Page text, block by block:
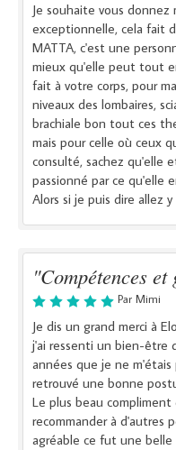
Je souhaite vous donnez
exceptionnelle, cela fait
MATTA, c'est une
mieux qu'elle peut tout
fait à votre corps, pour
niveaux des lombaires,
brachiale bon tout ces
mais pour celle où ceux
consulté, sachez qu'elle
passionné par ce qu'elle
Alors si je puis dire allez
"Compétences
Par Mimi
Je dis un grand merci à
j'ai ressenti un bien-être
années que je ne m'étais
retrouvé une bonne
Le plus beau
recommander à d'autres
agréable ce fut une belle